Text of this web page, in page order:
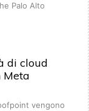
Palo Alto
di cloud
Meta
vengono